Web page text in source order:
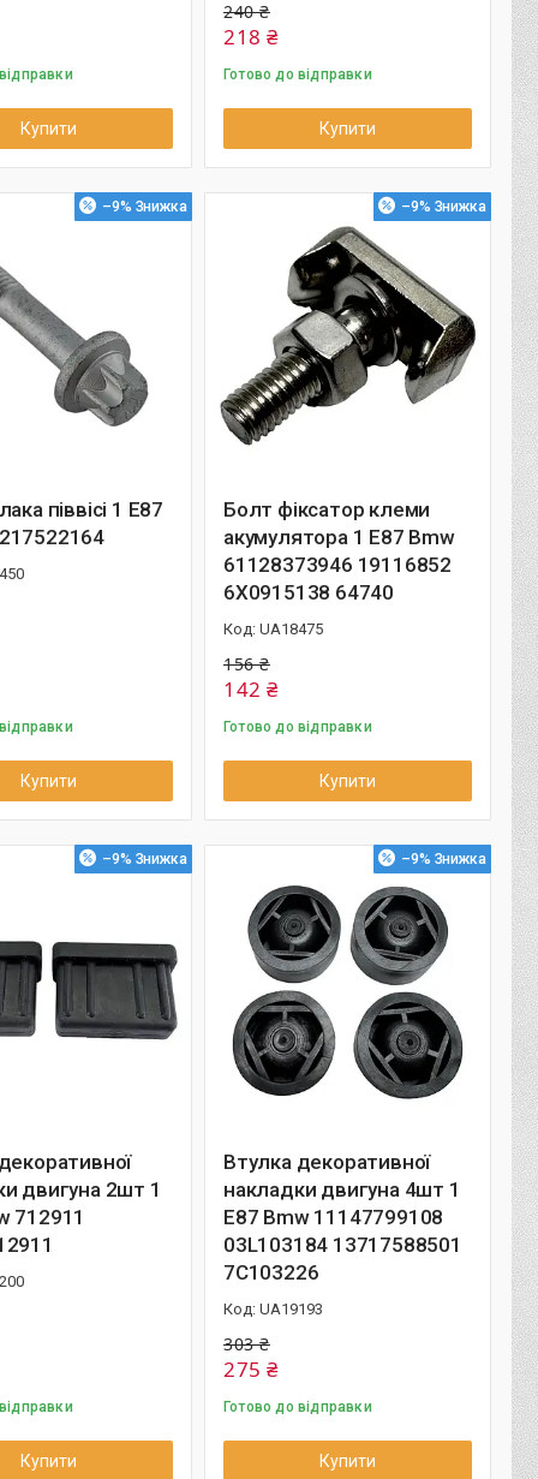
Купити
240 ₴
218 ₴
Готово до відправки
Купити
–9%
піввісі 1 E87
Купити
–9%
Болт фіксатор клеми
акумулятора 1 E87 Bmw
61128373946 19116852
6X0915138 64740
UA18475
156 ₴
142 ₴
Готово до відправки
Купити
–9%
двигуна 2шт 1
712911
Купити
–9%
Втулка декоративної
накладки двигуна 4шт 1
E87 Bmw 11147799108
03L103184 13717588501
7C103226
UA19193
303 ₴
275 ₴
Готово до відправки
Купити